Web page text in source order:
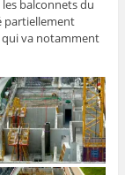
balconnets du
partiellement
qui va notamment